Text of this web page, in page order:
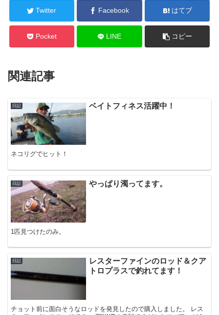
Twitter Facebook はてブ
Pocket LINE コピー
関連記事
日記 ベイトフィネス活躍中！
ネコリグでヒット！
日記 やっぱり濁ってます。
1匹見つけたのみ。
日記
レスターファインのロッド＆クア
トロプラスで釣れてます！
チョット前に面白そうなロッドを発見したので購入しました。 レス